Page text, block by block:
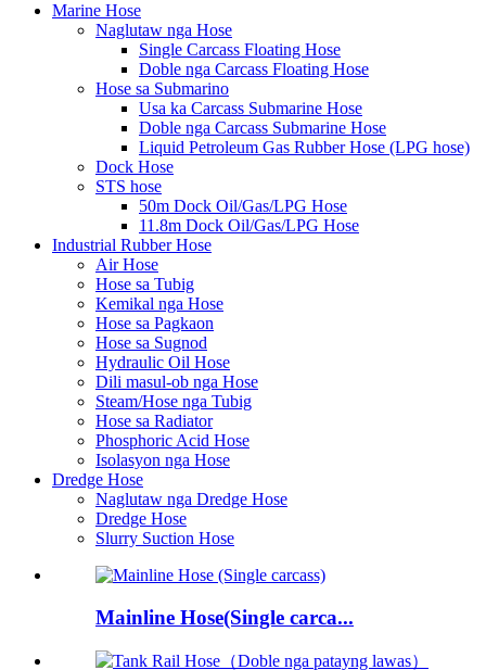
Marine Hose
Naglutaw nga Hose
Single Carcass Floating Hose
Doble nga Carcass Floating Hose
Hose sa Submarino
Usa ka Carcass Submarine Hose
Doble nga Carcass Submarine Hose
Liquid Petroleum Gas Rubber Hose (LPG hose)
Dock Hose
STS hose
50m Dock Oil/Gas/LPG Hose
11.8m Dock Oil/Gas/LPG Hose
Industrial Rubber Hose
Air Hose
Hose sa Tubig
Kemikal nga Hose
Hose sa Pagkaon
Hose sa Sugnod
Hydraulic Oil Hose
Dili masul-ob nga Hose
Steam/Hose nga Tubig
Hose sa Radiator
Phosphoric Acid Hose
Isolasyon nga Hose
Dredge Hose
Naglutaw nga Dredge Hose
Dredge Hose
Slurry Suction Hose
Mainline Hose(Single carca...